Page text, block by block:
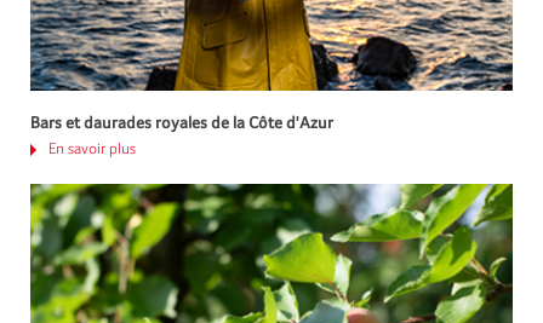
Bars et daurades royales de la Côte d'Azur
En savoir plus